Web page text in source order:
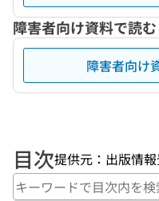
障害者向け資料で読む
障害者向け
目次提供元：出版情報